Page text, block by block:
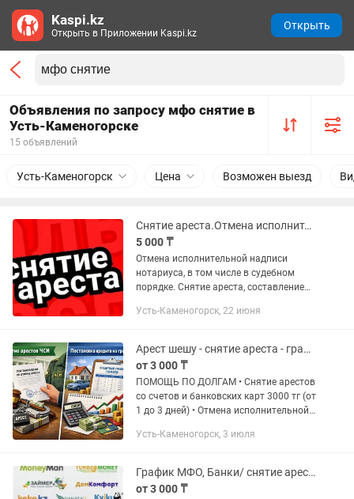
Объявления по запросу мфо снятие в
Усть-Каменогорске
15 объявлений
Усть-Каменогорск Цена Возможен выезд
Снятие ареста.Отмена исполнительной надписи. График с МФО.
5 000 ₸
Отмена исполнительной надписи
нотариуса, в том числе в судебном
порядке. Снятие ареста, составление
снимут все ограничения.
Усть-Каменогорск, 22 июня
Арест шешу - снятие ареста - график мфо - отчет 910
от 3 000 ₸
ПОМОЩЬ ПО ДОЛГАМ • Снятие арестов
со счетов и банковских карт 3000 тг (от
1 до 3 дней) • Отмена исполнительной
счёт удаления процентов ЧСИ •
Усть-Каменогорск, 3 июля
График МФО, Банки/ снятие ареста
от 3 000 ₸
Kaspi.kz
Открыть в Приложении Kaspi.kz
Открыть